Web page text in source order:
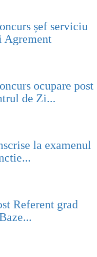
șef serviciu
Agrement
ocupare post
de Zi...
la examenul
Referent grad